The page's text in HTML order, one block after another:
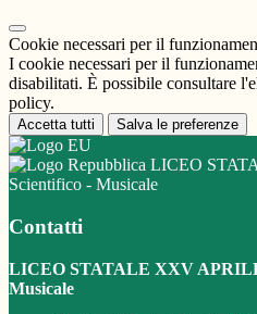
Cookie necessari per il
I cookie necessari per il
disabilitati. È possibile consultare
policy.
Accetta tutti Salva le preferenze
LICEO
Scientifico - Musicale
Contatti
LICEO STATALE XXV
Musicale